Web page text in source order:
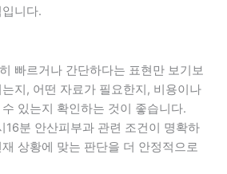
니다.
빠르거나 간단하다는 표현만 보기보
지, 어떤 자료가 필요한지, 비용이나
있는지 확인하는 것이 좋습니다.
분 안산피부과 관련 조건이 명확하
상황에 맞는 판단을 더 안정적으로